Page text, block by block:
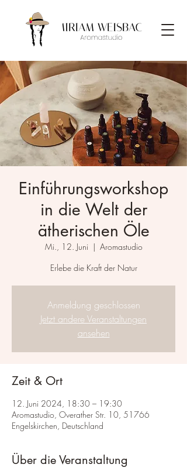
Einführungsworkshop
in die Welt der
ätherischen Öle
Mi., 12. Juni
  |
Aromastudio
Erlebe die Kraft der Natur
Anmeldung geschlossen
Jetzt andere Veranstaltungen
ansehen
Zeit & Ort
12. Juni 2024, 18:30 – 19:30
Aromastudio, Overather Str. 10, 51766
Engelskirchen, Deutschland
Über die Veranstaltung